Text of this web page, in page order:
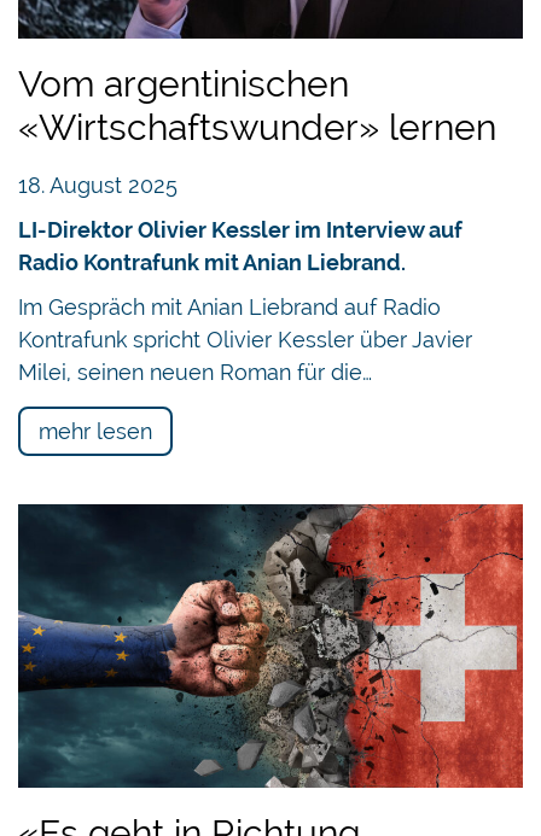
Vom argentinischen
«Wirtschaftswunder» lernen
18. August 2025
LI-Direktor Olivier Kessler im Interview auf
Radio Kontrafunk mit Anian Liebrand.
Im Gespräch mit Anian Liebrand auf Radio
Kontrafunk spricht Olivier Kessler über Javier
Milei, seinen neuen Roman für die…
mehr lesen